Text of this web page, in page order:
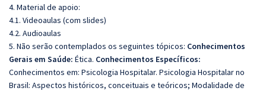
4. Material de apoio:
4.1. Videoaulas (com slides)
4.2. Audioaulas
5. Não serão contemplados os seguintes tópicos: Conhecimentos
Gerais em Saúde: Ética. Conhecimentos Específicos:
Conhecimentos em: Psicologia Hospitalar. Psicologia Hospitalar no
Brasil: Aspectos históricos, conceituais e teóricos; Modalidade de